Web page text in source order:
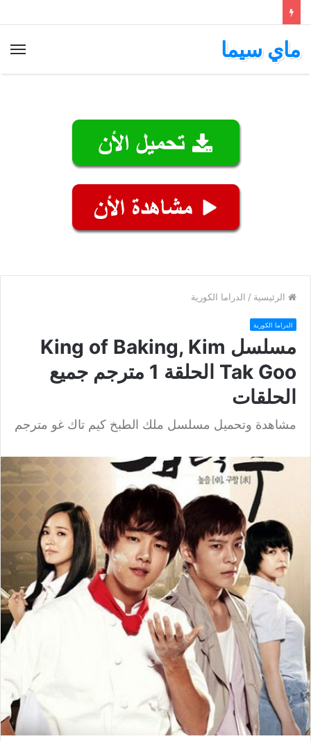
ماي سيما
الرئيسية / الدراما الكورية
الدراما الكورية
مسلسل King of Baking, Kim
Tak Goo الحلقة 1 مترجم جميع
الحلقات
مشاهدة وتحميل مسلسل ملك الطبخ كيم تاك غو مترجم